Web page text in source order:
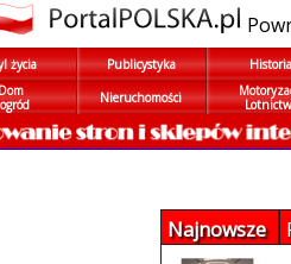
życia Publicystyka Historia
Nieruchomości
Najnowsze